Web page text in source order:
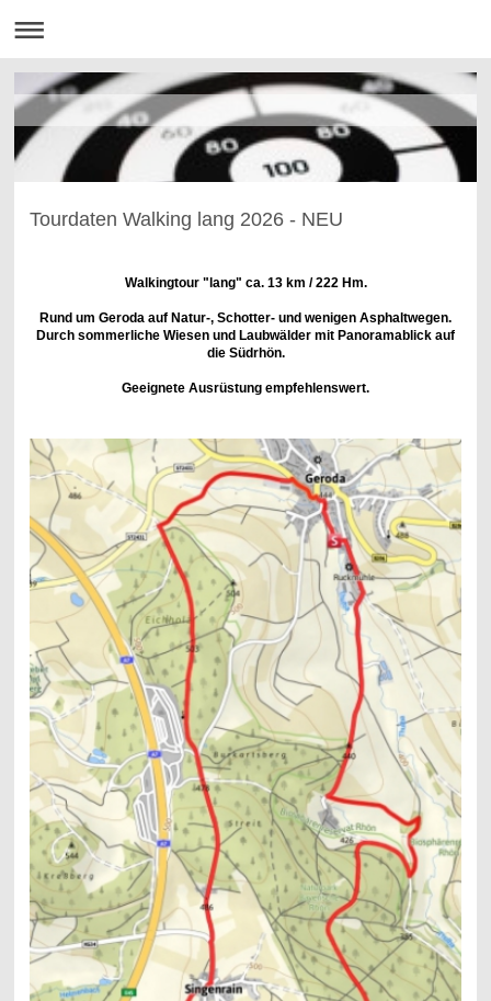
Tourdaten Walking lang 2026 - NEU
Walkingtour "lang" ca. 13 km / 222 Hm.
Rund um Geroda auf Natur-, Schotter- und wenigen Asphaltwegen.
Durch sommerliche Wiesen und Laubwälder mit Panoramablick auf
die Südrhön.
Geeignete Ausrüstung empfehlenswert.